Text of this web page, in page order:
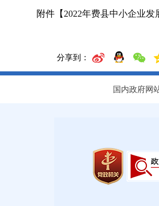
附件【2022年费县中小企业
分享到：
国内政府网